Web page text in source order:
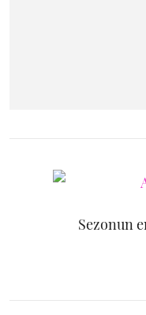
Sezonun